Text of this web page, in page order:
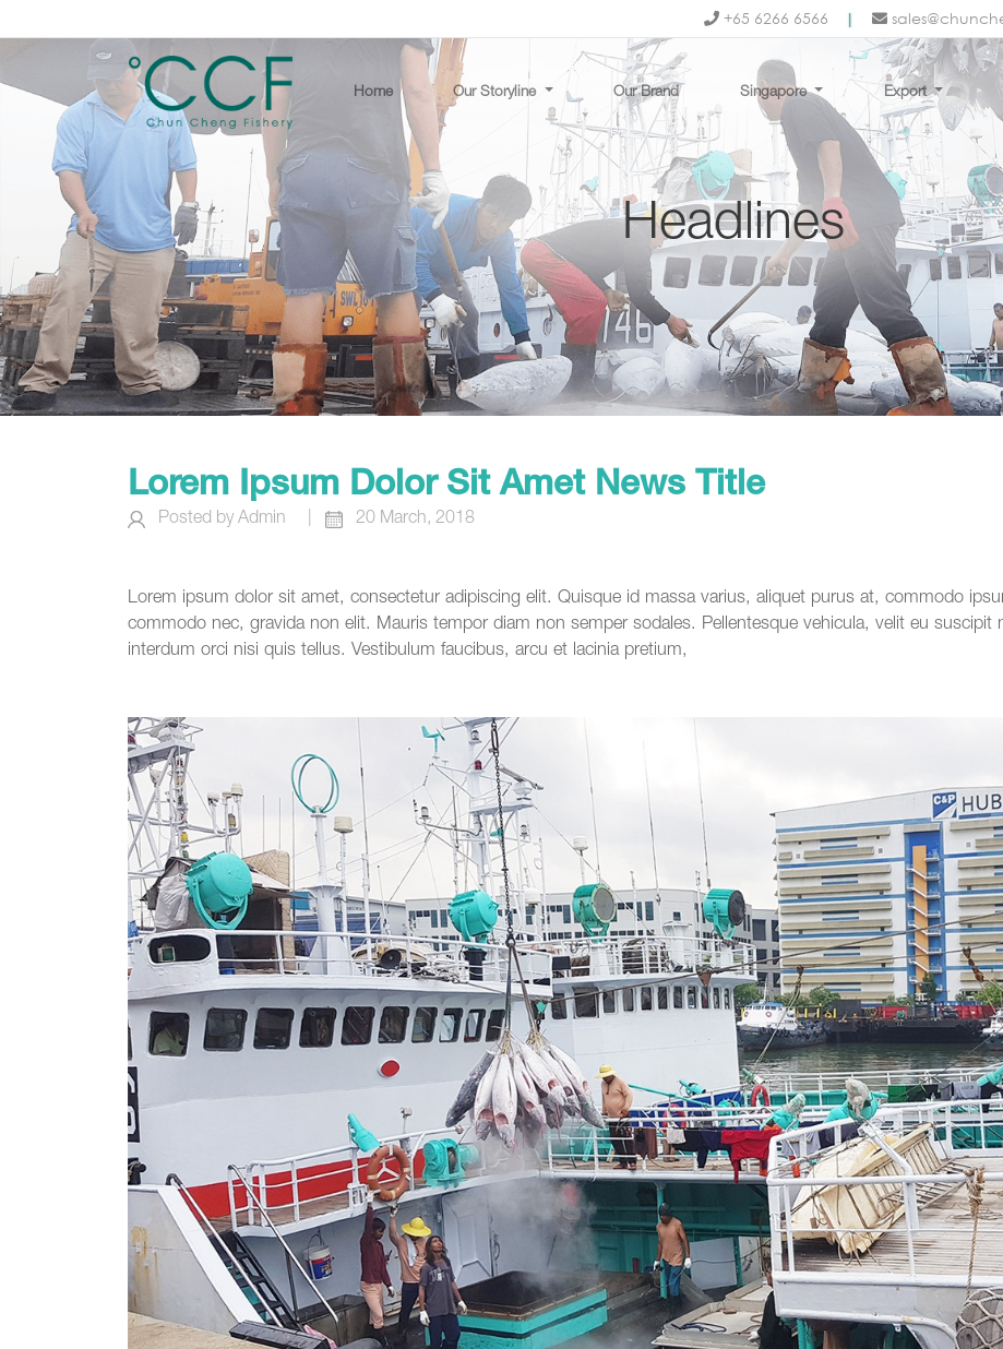
+65 6266 6566 |
Home Our Storyline Our Brand Singapore Export
Headlines
Lorem Ipsum Dolor Sit Amet News Title
Posted by Admin 20 March, 2018
Lorem ipsum dolor sit amet, consectetur adipiscing elit. Quisque id massa varius, aliquet purus at, commodo
commodo nec, gravida non elit. Mauris tempor diam non semper sodales. Pellentesque vehicula, velit eu suscipit
interdum orci nisi quis tellus. Vestibulum faucibus, arcu et lacinia pretium,